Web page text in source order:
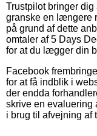
Trustpilot bringer
granske en længere
på grund af dette
omtaler af 5 Days
for at du lægger din
Facebook
for at få indblik i
der endda
skrive en evaluering
i brug til afvejning af